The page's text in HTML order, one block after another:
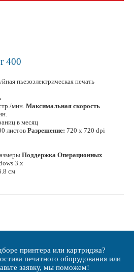
400
пьезоэлектрическая печать
мин. Максимальная скорость
в месяц
листов Разрешение: 720 х 720 dpi
Поддержка Операционных
3.x
см
принтера или картриджа?
печатного оборудования или
заявку, мы поможем!